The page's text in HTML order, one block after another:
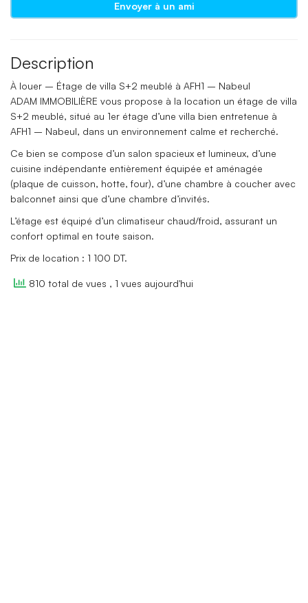
Envoyer à un ami
Description
À louer – Étage de villa S+2 meublé à AFH1 – Nabeul
ADAM IMMOBILIÈRE vous propose à la location un étage de villa
S+2 meublé, situé au 1er étage d’une villa bien entretenue à
AFH1 – Nabeul, dans un environnement calme et recherché.
Ce bien se compose d’un salon spacieux et lumineux, d’une
cuisine indépendante entièrement équipée et aménagée
(plaque de cuisson, hotte, four), d’une chambre à coucher avec
balconnet ainsi que d’une chambre d’invités.
L’étage est équipé d’un climatiseur chaud/froid, assurant un
confort optimal en toute saison.
Prix de location : 1 100 DT.
810 total de vues , 1 vues aujourd'hui